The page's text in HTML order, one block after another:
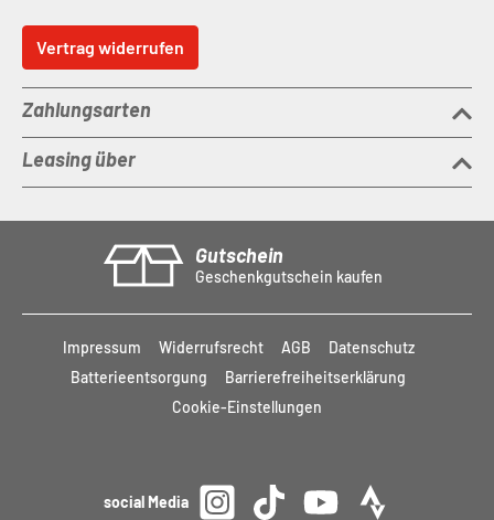
Vertrag widerrufen
Zahlungsarten
Leasing über
Gutschein
Geschenkgutschein kaufen
Impressum Widerrufsrecht AGB
Datenschutz
Batterieentsorgung
Barrierefreiheitserklärung
Cookie-Einstellungen
social Media